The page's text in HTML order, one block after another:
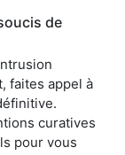
de
faites appel à
curatives
pour vous